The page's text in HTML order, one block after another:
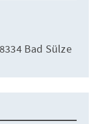
Bad Sülze